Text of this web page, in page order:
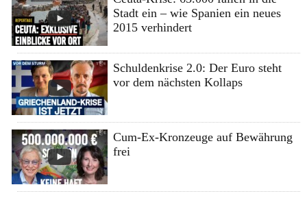
Stadt ein – wie Spanien ein neues
2015 verhindert
Schuldenkrise 2.0: Der Euro steht
vor dem nächsten Kollaps
Cum-Ex-Kronzeuge auf Bewährung
frei